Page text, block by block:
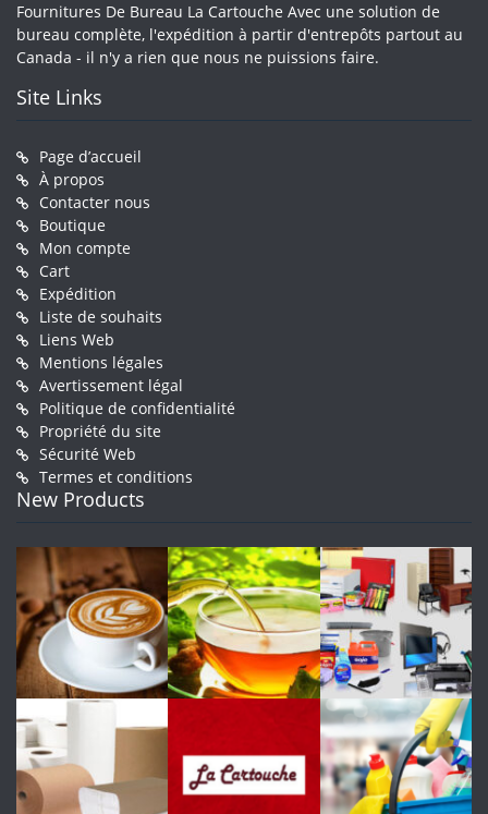
Fournitures De Bureau La Cartouche Avec une solution de
bureau complète, l'expédition à partir d'entrepôts partout au
Canada - il n'y a rien que nous ne puissions faire.
Site Links
Page d’accueil
À propos
Contacter nous
Boutique
Mon compte
Cart
Expédition
Liste de souhaits
Liens Web
Mentions légales
Avertissement légal
Politique de confidentialité
Propriété du site
Sécurité Web
Termes et conditions
New Products